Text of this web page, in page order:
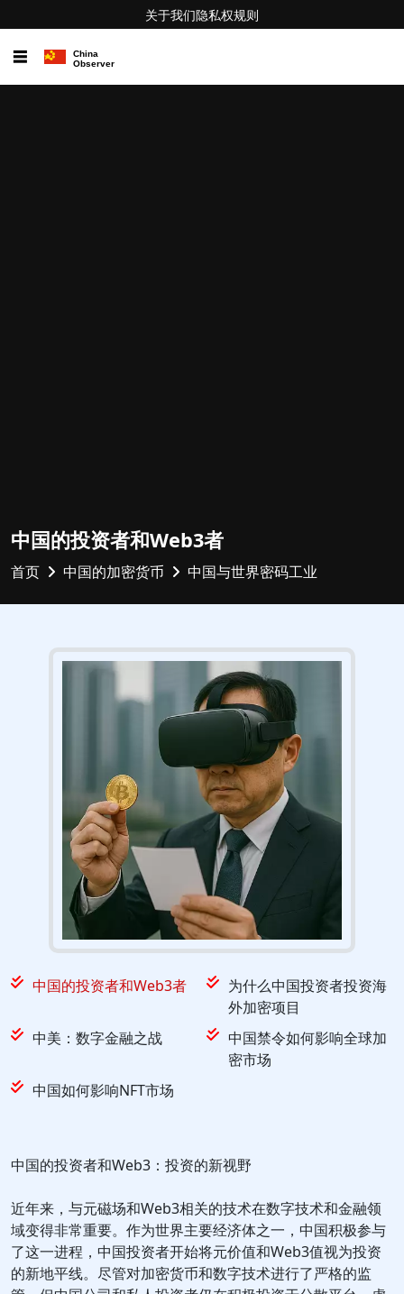
关于我们隐私权规则
☰
中国的投资者和Web3者
首页 中国的加密货币 中国与世界密码工业
中国的投资者和Web3者
为什么中国投资者投资海
外加密项目
中美：数字金融之战
中国禁令如何影响全球加
密市场
中国如何影响NFT市场
中国的投资者和Web3：投资的新视野
近年来，与元磁场和Web3相关的技术在数字技术和金融领
域变得非常重要。作为世界主要经济体之一，中国积极参与
了这一进程，中国投资者开始将元价值和Web3值视为投资
的新地平线。尽管对加密货币和数字技术进行了严格的监